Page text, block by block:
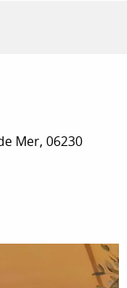
Mer, 06230